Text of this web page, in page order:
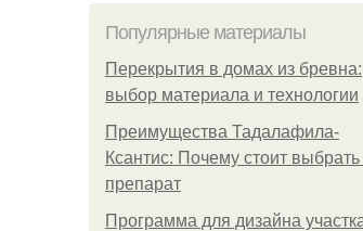
Популярные материалы
Перекрытия в домах из бревна:
выбор материала и технологии
Преимущества Тадалафила-
Ксантис: Почему стоит выбрать
препарат
Программа для дизайна